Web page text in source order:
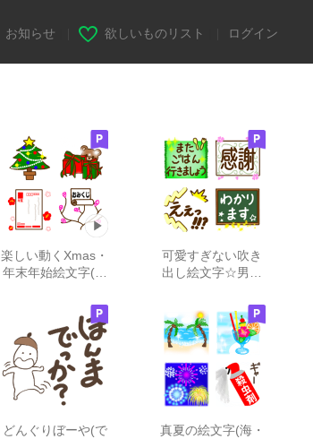
お知らせ 欲しいものリスト ログイン
楽しい動くXmas・
年末年始絵文字(正
可愛すぎない吹き
出し絵文字☆男性
どんぐりぼーや(で
真夏の絵文字(海・